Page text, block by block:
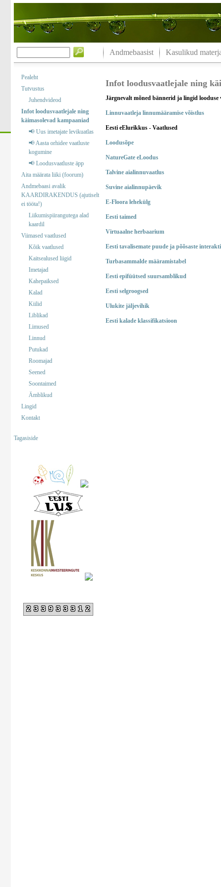
Andmebaasist Kasulikud
Pealeht
Tutvustus
Juhendvideod
Infot loodusvaatlejale ning
käimasolevad kampaaniad
📢 Uus imetajate levikuatlas
📢 Aasta orhidee vaatluste
kogumine
📢 Loodusvaatluste äpp
Aita määrata liiki (foorum)
Andmebaasi avalik
KAARDIRAKENDUS (ajutiselt
ei tööta!)
Liikumispiirangutega alad
kaardil
Viimased vaatlused
Kõik vaatlused
Kaitsealused liigid
Imetajad
Kahepaiksed
Kalad
Kiilid
Liblikad
Limused
Linnud
Putukad
Roomajad
Seened
Soontaimed
Ämblikud
Lingid
Kontakt
Tagasiside
233933312
Infot loodusvaatlejale ning
Järgnevalt mõned bännerid ja lingid looduse
Linnuvaatleja linnumääramise võistlus
Eesti eElurikkus - Vaatlused
Loodusõpe
NatureGate eLoodus
Talvine aialinnuvaatlus
Suvine aialinnupäevik
E-Floora lehekülg
Eesti taimed
Virtuaalne herbaarium
Eesti tavalisemate puude ja põõsaste
Turbasammalde määramistabel
Eesti epifüütsed suursamblikud
Eesti selgroogsed
Ulukite jäljevihik
Eesti kalade klassifikatsioon